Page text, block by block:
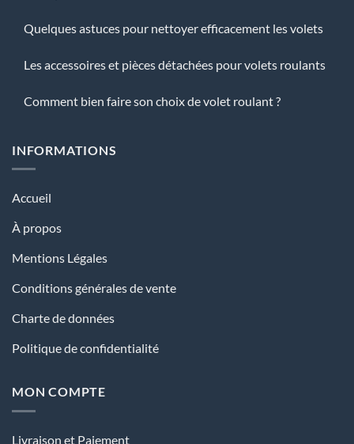
Quelques astuces pour nettoyer efficacement les volets
Les accessoires et pièces détachées pour volets roulants
Comment bien faire son choix de volet roulant ?
INFORMATIONS
Accueil
À propos
Mentions Légales
Conditions générales de vente
Charte de données
Politique de confidentialité
MON COMPTE
Livraison et Paiement